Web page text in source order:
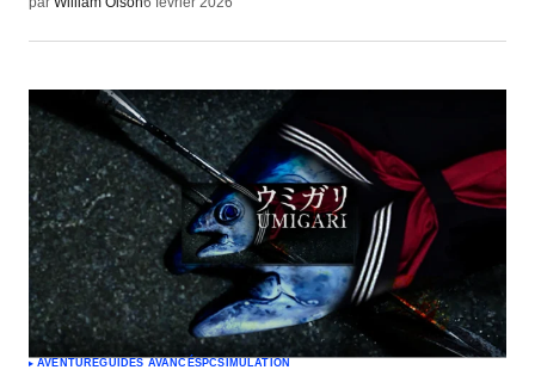
AVENTUREGUIDES AVANCÉSPCSIMULATION